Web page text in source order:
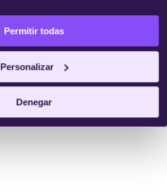
Permitir todas
Personalizar
Denegar